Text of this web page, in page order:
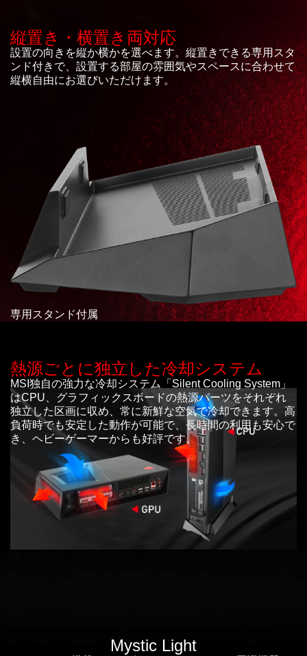
縦置き・横置き両対応
設置の向きを縦か横かを選べます。縦置きできる専用スタ
ンド付きで、設置する部屋の雰囲気やスペースに合わせて
縦横自由にお選びいただけます。
専用スタンド付属
熱源ごとに独立した冷却システム
MSI独自の強力な冷却システム「Silent Cooling System」
はCPU、グラフィックスボードの熱源パーツをそれぞれ
独立した区画に収め、常に新鮮な空気で冷却できます。高
負荷時でも安定した動作が可能で、長時間の利用も安心で
き、ヘビーゲーマーからも好評です。
Mystic Light